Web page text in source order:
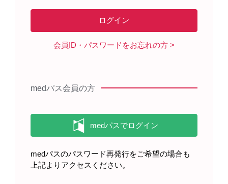
や指導の補助ツールとしてのみ使用してくださ
本動画を第三者に提供（SNS等での公開を含む）
したものとみなされます。
ダウンロード（MP4/128MB）
会員ID・パスワードをお忘れの方
medパス会員の方
medパスのパスワード再発行をご希望の場合も
上記よりアクセスください。